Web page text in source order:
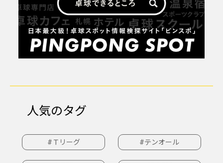
人気のタグ
#Ｔリーグ #テンオール